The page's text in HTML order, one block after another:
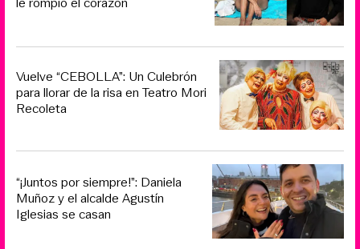
Vuelve “CEBOLLA”: Un Culebrón
para llorar de la risa en Teatro Mori
Recoleta
“¡Juntos por siempre!”: Daniela
Muñoz y el alcalde Agustín
Iglesias se casan